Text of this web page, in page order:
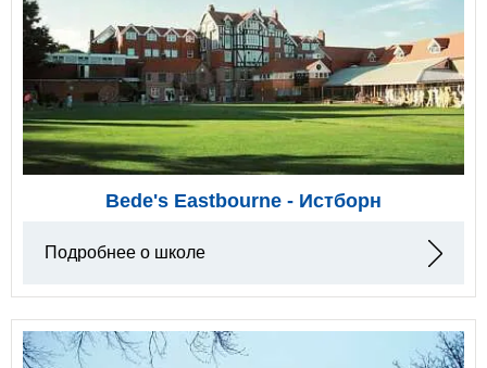
Bede's Eastbourne - Истборн
Подробнее о школе